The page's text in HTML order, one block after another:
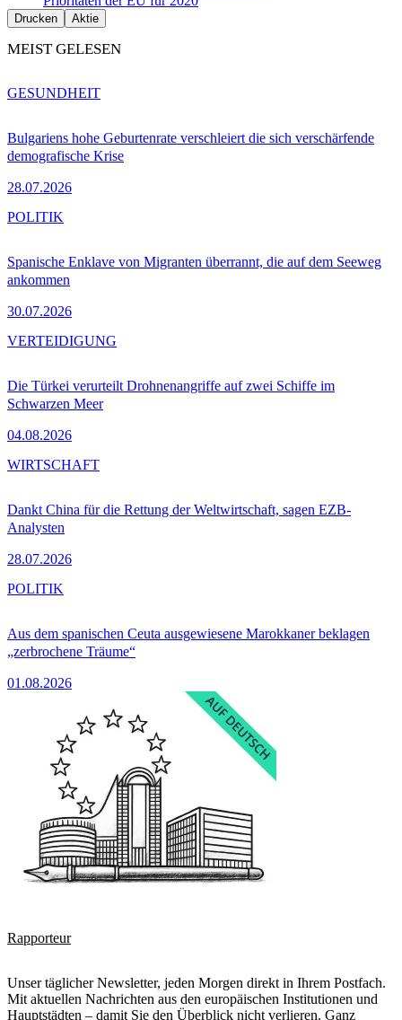
Drucken Aktie
MEIST GELESEN
Bulgariens hohe Geburtenrate verschleiert die sich verschärfende
demografische Krise
28.07.2026
GESUNDHEIT
Spanische Enklave von Migranten überrannt, die auf dem Seeweg
ankommen
30.07.2026
POLITIK
Die Türkei verurteilt Drohnenangriffe auf zwei Schiffe im
Schwarzen Meer
04.08.2026
VERTEIDIGUNG
Dankt China für die Rettung der Weltwirtschaft, sagen EZB-
Analysten
28.07.2026
WIRTSCHAFT
Aus dem spanischen Ceuta ausgewiesene Marokkaner beklagen
„zerbrochene Träume“
01.08.2026
POLITIK
Rapporteur
Unser täglicher Newsletter, jeden Morgen direkt in Ihrem Postfach.
Mit aktuellen Nachrichten aus den europäischen Institutionen und
Hauptstädten – damit Sie den Überblick nicht verlieren. Ganz